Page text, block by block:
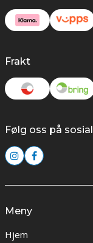
Frakt
Følg oss på
Meny
Hjem